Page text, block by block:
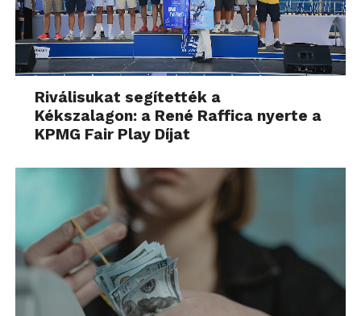
Riválisukat segítették a
Kékszalagon: a René Raffica nyerte a
KPMG Fair Play Díjat